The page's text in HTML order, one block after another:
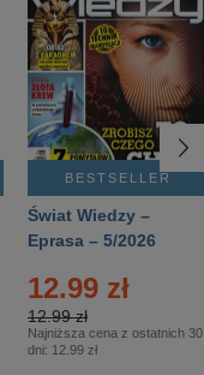
BESTSELLER
Świat Wiedzy –
Eprasa – 5/2026
12.99 zł
12.99 zł
Najniższa cena z ostatnich 30
dni: 12.99 zł